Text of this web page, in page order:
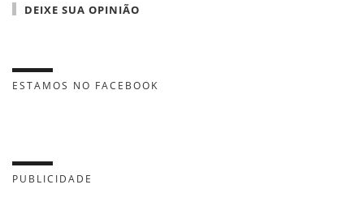
DEIXE SUA OPINIÃO
ESTAMOS NO FACEBOOK
PUBLICIDADE